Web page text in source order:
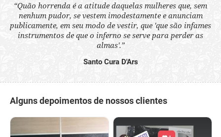
“Quão horrenda é a atitude daquelas mulheres que, sem
nenhum pudor, se vestem imodestamente e anunciam
publicamente, em seu modo de vestir, que 'que são infames
instrumentos de que o inferno se serve para perder as
almas'.”
Santo Cura D'Ars
Alguns depoimentos de nossos clientes